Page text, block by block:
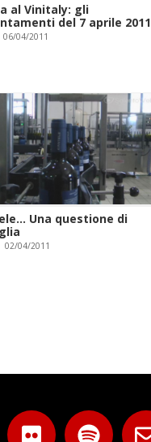
al Vinitaly: gli
del 7 aprile 2011
06/04/2011
Una questione di
02/04/2011